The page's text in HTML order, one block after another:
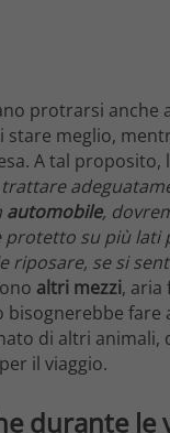
protrarsi anche
meglio,
A tal proposito,
automobile,
protetto su più
riposare, se si
altri mezzi, aria
fare
di altri
il viaggio.
durante le